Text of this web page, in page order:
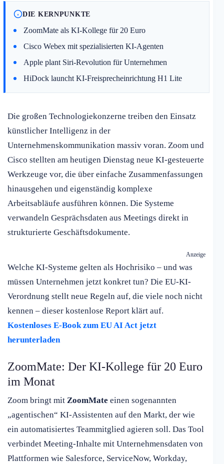
DIE KERNPUNKTE
ZoomMate als KI-Kollege für 20 Euro
Cisco Webex mit spezialisierten KI-Agenten
Apple plant Siri-Revolution für Unternehmen
HiDock launcht KI-Freisprecheinrichtung H1 Lite
Die großen Technologiekonzerne treiben den Einsatz
künstlicher Intelligenz in der
Unternehmenskommunikation massiv voran. Zoom und
Cisco stellten am heutigen Dienstag neue KI-gesteuerte
Werkzeuge vor, die über einfache Zusammenfassungen
hinausgehen und eigenständig komplexe
Arbeitsabläufe ausführen können. Die Systeme
verwandeln Gesprächsdaten aus Meetings direkt in
strukturierte Geschäftsdokumente.
Anzeige
Welche KI-Systeme gelten als Hochrisiko – und was
müssen Unternehmen jetzt konkret tun? Die EU-KI-
Verordnung stellt neue Regeln auf, die viele noch nicht
kennen – dieser kostenlose Report klärt auf.
Kostenloses E-Book zum EU AI Act jetzt
herunterladen
ZoomMate: Der KI-Kollege für 20 Euro
im Monat
Zoom bringt mit ZoomMate einen sogenannten
„agentischen“ KI-Assistenten auf den Markt, der wie
ein automatisiertes Teammitglied agieren soll. Das Tool
verbindet Meeting-Inhalte mit Unternehmensdaten von
Plattformen wie Salesforce, ServiceNow, Workday,